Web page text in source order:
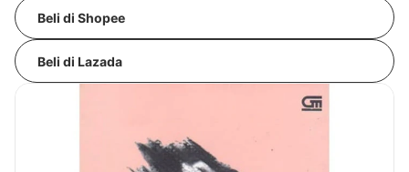
Beli di Shopee
Beli di Lazada